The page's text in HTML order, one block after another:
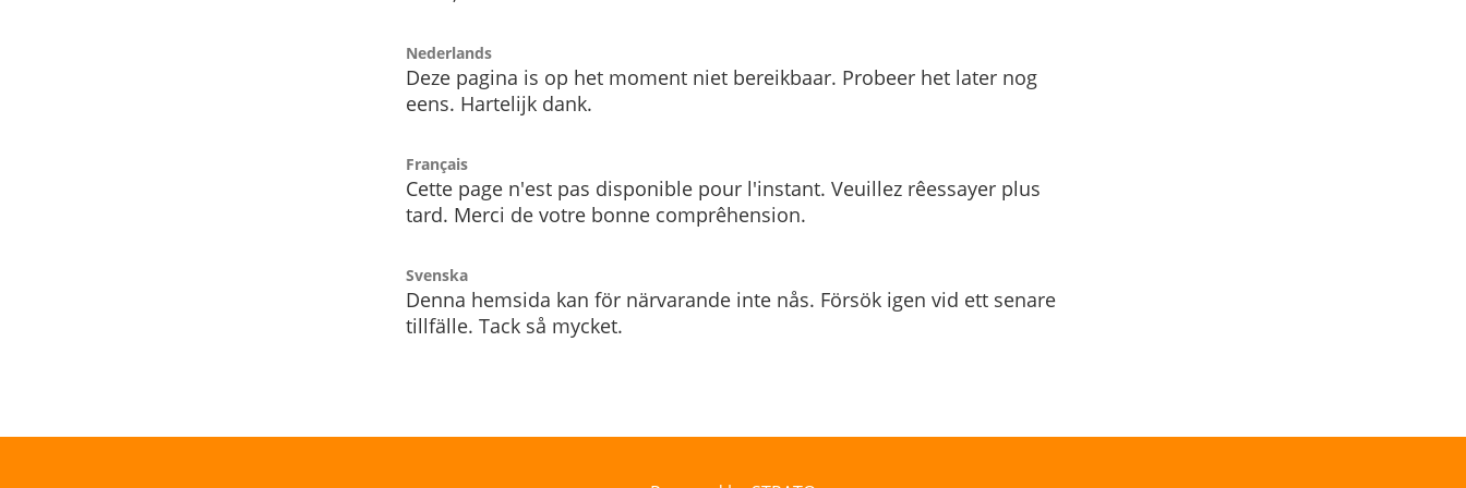
Nederlands
Deze pagina is op het moment niet bereikbaar. Probeer het later nog
eens. Hartelijk dank.
Français
Cette page n'est pas disponible pour l'instant. Veuillez rêessayer plus
tard. Merci de votre bonne comprêhension.
Svenska
Denna hemsida kan för närvarande inte nås. Försök igen vid ett senare
tillfälle. Tack så mycket.